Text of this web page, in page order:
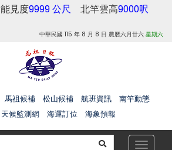
能見度9999 公尺 北竿雲高9000呎
中華民國 115 年 8 月 8 日 農曆六月廿六 星期六
馬祖候補 松山候補 航班資訊
南竿動態
天候監測網 海運訂位 海象預報
Toggle